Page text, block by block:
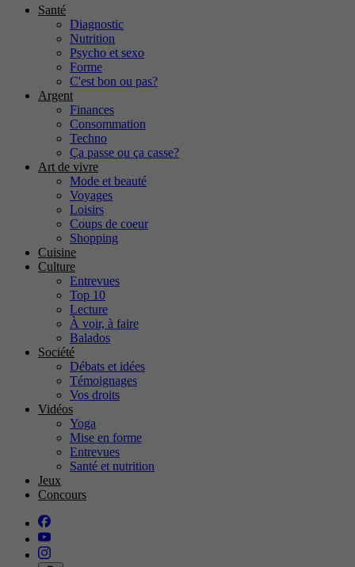
Santé
Diagnostic
Nutrition
Psycho et sexo
Forme
C'est bon ou pas?
Argent
Finances
Consommation
Techno
Ça passe ou ça casse?
Art de vivre
Mode et beauté
Voyages
Loisirs
Coups de coeur
Shopping
Cuisine
Culture
Entrevues
Top 10
Lecture
À voir, à faire
Balados
Société
Débats et idées
Témoignages
Vos droits
Vidéos
Yoga
Mise en forme
Entrevues
Santé et nutrition
Jeux
Concours